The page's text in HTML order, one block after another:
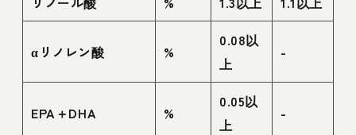
αリノレン酸 %
0.08以
上
-
EPA＋DHA %
0.05以
上
-